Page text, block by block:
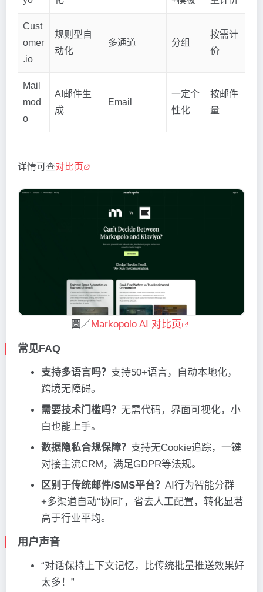
Cust
omer
.io
规则型自
动化
多通道 分组
按需计
价
Mail
mod
o
AI邮件生
成
Email
一定个
性化
按邮件
量
详情可查对比页
圖／ Markopolo AI 对比页
常见FAQ
支持多语言吗？ 支持50+语言，自动本地化，
跨境无障碍。
需要技术门槛吗？ 无需代码，界面可视化，小
白也能上手。
数据隐私合规保障？ 支持无Cookie追踪，一键
对接主流CRM，满足GDPR等法规。
区别于传统邮件/SMS平台？ AI行为智能分群
+多渠道自动“协同”，省去人工配置，转化显著
高于行业平均。
用户声音
“对话保持上下文记忆，比传统批量推送效果好
太多！”